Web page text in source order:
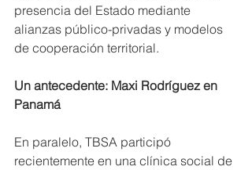
presencia del Estado mediante
alianzas público-privadas y modelos
de cooperación territorial.
Un antecedente: Maxi Rodríguez en
Panamá
En paralelo, TBSA participó
recientemente en una clínica social de